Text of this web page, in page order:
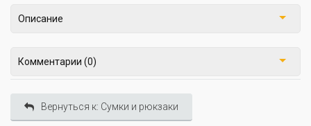
Описание
Комментарии (0)
Вернуться к: Сумки и рюкзаки